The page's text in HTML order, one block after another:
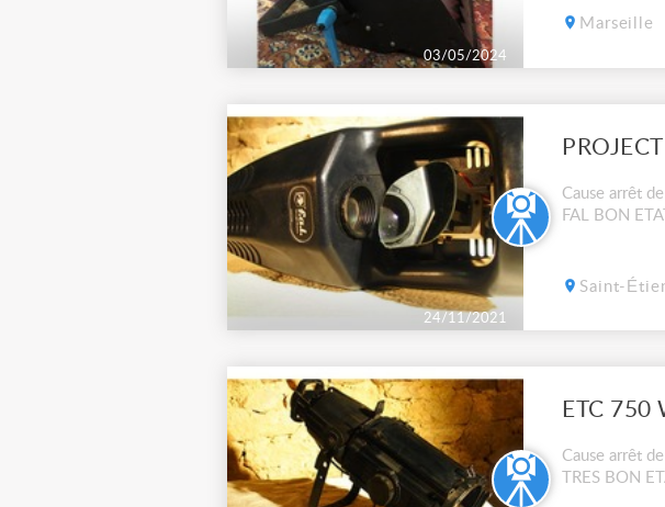
03/05/2024
Marseille
24/11/2021
Cause arrêt
FAL BON
Saint-
ETC 750
Cause arrêt
TRES BON